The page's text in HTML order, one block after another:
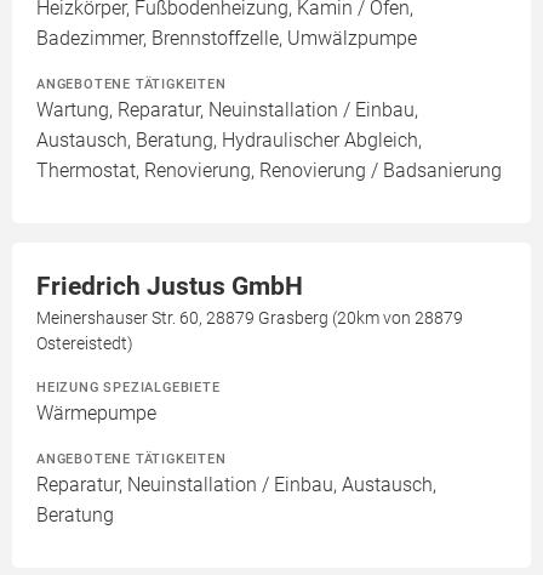
Heizkörper, Fußbodenheizung, Kamin / Ofen,
Badezimmer, Brennstoffzelle, Umwälzpumpe
ANGEBOTENE TÄTIGKEITEN
Wartung, Reparatur, Neuinstallation / Einbau,
Austausch, Beratung, Hydraulischer Abgleich,
Thermostat, Renovierung, Renovierung / Badsanierung
Friedrich Justus GmbH
Meinershauser Str. 60, 28879 Grasberg (20km von 28879
Ostereistedt)
HEIZUNG SPEZIALGEBIETE
Wärmepumpe
ANGEBOTENE TÄTIGKEITEN
Reparatur, Neuinstallation / Einbau, Austausch,
Beratung